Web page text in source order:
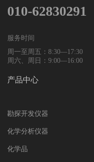
010-62830291
服务时间
周一至周五：8:30—17:30
周六、周日：9:00—16:00
产品中心
勘探开发仪器
化学分析仪器
化学品